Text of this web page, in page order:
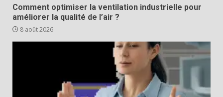
Comment optimiser la ventilation industrielle pour
améliorer la qualité de l’air ?
8 août 2026